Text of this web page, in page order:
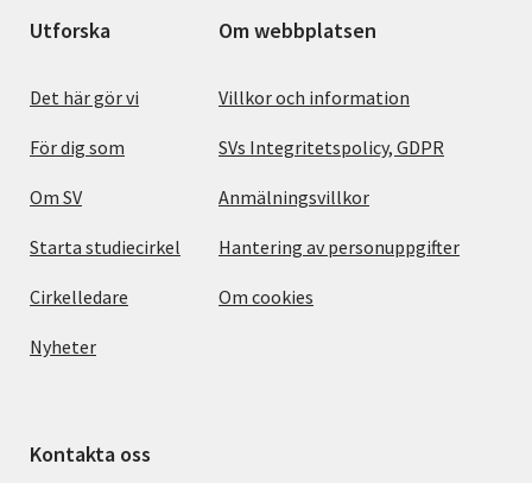
Utforska
Det här gör vi
För dig som
Om SV
Starta studiecirkel
Cirkelledare
Nyheter
Om webbplatsen
Villkor och information
SVs Integritetspolicy, GDPR
Anmälningsvillkor
Hantering av personuppgifter
Om cookies
Kontakta oss